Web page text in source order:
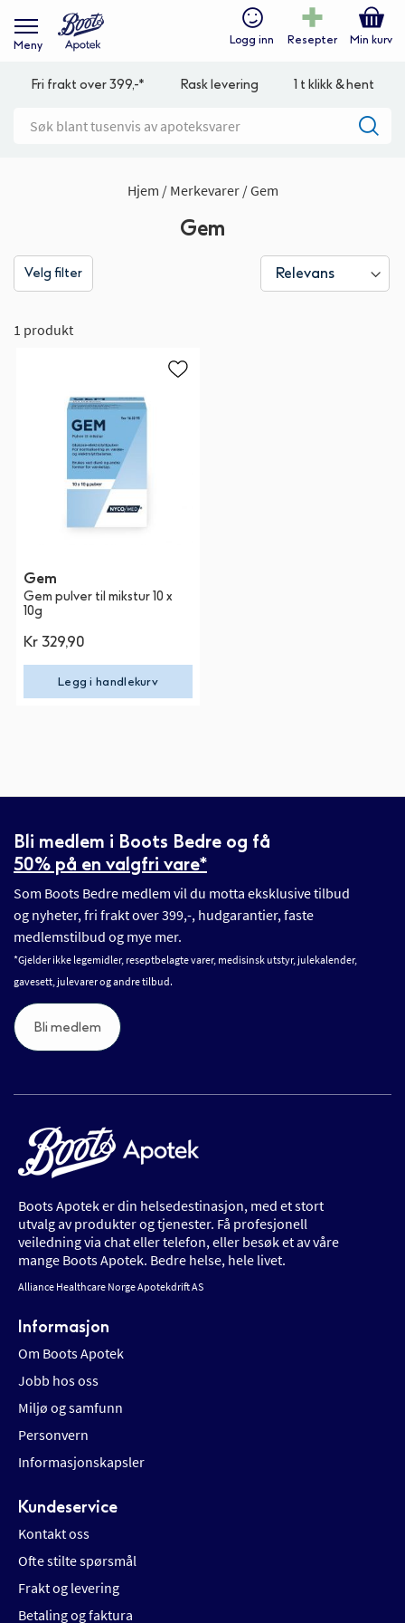
Meny Logg inn Resepter Min kurv
Fri frakt over 399,-* Rask levering 1 t klikk & hent
Hjem Merkevarer Gem
Gem
Velg filter
1 produkt
Gem
Gem pulver til mikstur 10 x
10g
Kr 329,90
Legg i handlekurv
Bli medlem i Boots Bedre og få
50% på en valgfri vare*
Som Boots Bedre medlem vil du motta eksklusive tilbud
og nyheter, fri frakt over 399,-, hudgarantier, faste
medlemstilbud og mye mer.
*Gjelder ikke legemidler, reseptbelagte varer, medisinsk utstyr, julekalender,
gavesett, julevarer og andre tilbud.
Bli medlem
Boots Apotek er din helsedestinasjon, med et stort
utvalg av produkter og tjenester. Få profesjonell
veiledning via chat eller telefon, eller besøk et av våre
mange Boots Apotek. Bedre helse, hele livet.
Alliance Healthcare Norge Apotekdrift AS
Informasjon
Om Boots Apotek
Jobb hos oss
Miljø og samfunn
Personvern
Informasjonskapsler
Kundeservice
Kontakt oss
Ofte stilte spørsmål
Frakt og levering
Betaling og faktura